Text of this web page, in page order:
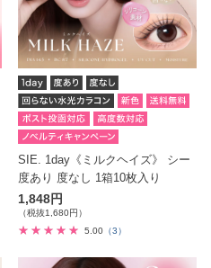
SIE. 1day《ミルクヘイズ》 シー
度あり 度なし 1箱10枚入り
1,848円
（税抜1,680円）
5.00 （3）